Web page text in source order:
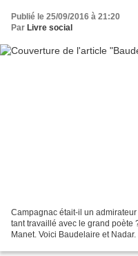
Publié le 25/09/2016 à 21:20
Par Livre social
Campagnac était-il un
tant travaillé avec le grand poète
Manet. Voici Baudelaire et